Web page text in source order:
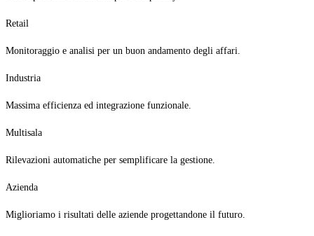
Retail
Monitoraggio e analisi per un buon andamento degli affari.
Industria
Massima efficienza ed integrazione funzionale.
Multisala
Rilevazioni automatiche per semplificare la gestione.
Azienda
Miglioriamo i risultati delle aziende progettandone il futuro.